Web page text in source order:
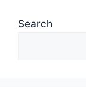
Search